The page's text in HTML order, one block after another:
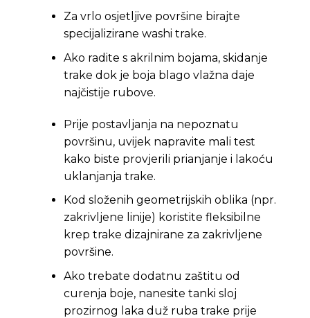
Za vrlo osjetljive površine birajte
specijalizirane washi trake.
Ako radite s akrilnim bojama, skidanje
trake dok je boja blago vlažna daje
najčistije rubove.
Prije postavljanja na nepoznatu
površinu, uvijek napravite mali test
kako biste provjerili prianjanje i lakoću
uklanjanja trake.
Kod složenih geometrijskih oblika (npr.
zakrivljene linije) koristite fleksibilne
krep trake dizajnirane za zakrivljene
površine.
Ako trebate dodatnu zaštitu od
curenja boje, nanesite tanki sloj
prozirnog laka duž ruba trake prije